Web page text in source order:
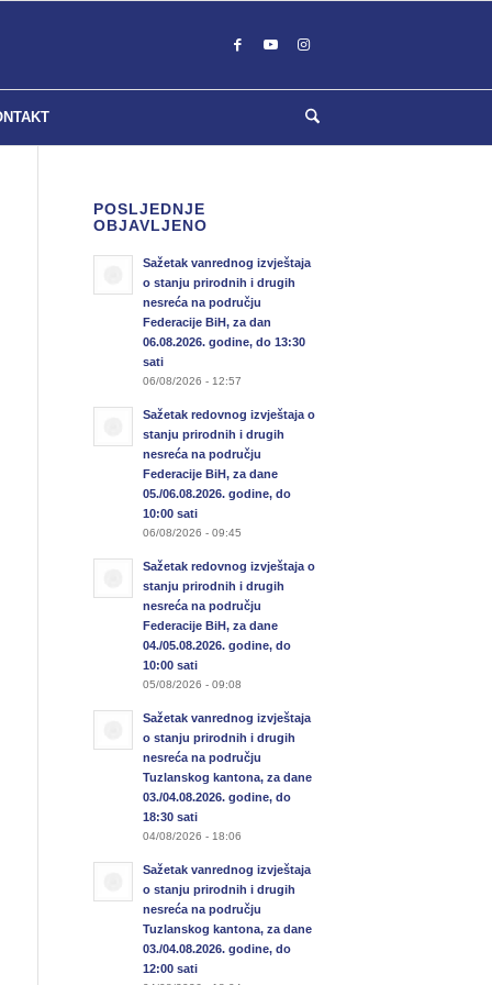
POSLJEDNJE
OBJAVLJENO
Sažetak vanrednog izvještaja
o stanju prirodnih i drugih
nesreća na području
Federacije BiH, za dan
06.08.2026. godine, do 13:30
sati
06/08/2026 - 12:57
Sažetak redovnog izvještaja o
stanju prirodnih i drugih
nesreća na području
Federacije BiH, za dane
05./06.08.2026. godine, do
10:00 sati
06/08/2026 - 09:45
Sažetak redovnog izvještaja o
stanju prirodnih i drugih
nesreća na području
Federacije BiH, za dane
04./05.08.2026. godine, do
10:00 sati
05/08/2026 - 09:08
Sažetak vanrednog izvještaja
o stanju prirodnih i drugih
nesreća na području
Tuzlanskog kantona, za dane
03./04.08.2026. godine, do
18:30 sati
04/08/2026 - 18:06
Sažetak vanrednog izvještaja
o stanju prirodnih i drugih
nesreća na području
Tuzlanskog kantona, za dane
03./04.08.2026. godine, do
12:00 sati